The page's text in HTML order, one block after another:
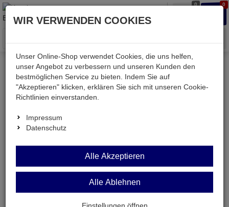
0 0
Menü
Weiter einkaufen Kessler electronic
TV & SAT
AK150-SW
AK150-SW
Antennenkabel Koax-ST auf Koax-BU schwarz
WIR VERWENDEN COOKIES
Unser Online-Shop verwendet Cookies, die uns helfen,
unser Angebot zu verbessern und unseren Kunden den
bestmöglichen Service zu bieten. Indem Sie auf
"Akzeptieren" klicken, erklären Sie sich mit unseren Cookie-
Richtlinien einverstanden.
Impressum
Datenschutz
Alle Akzeptieren
Alle Ablehnen